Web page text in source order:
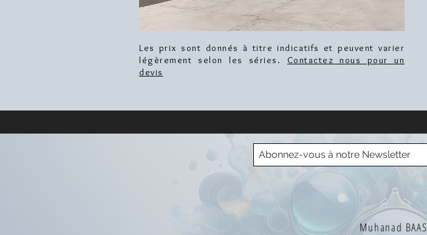
Les prix sont donnés à titre indicatifs et peuvent varier
légèrement selon les séries. Contactez nous pour un
devis
Muhanad BAAS